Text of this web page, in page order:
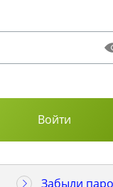
Забыли